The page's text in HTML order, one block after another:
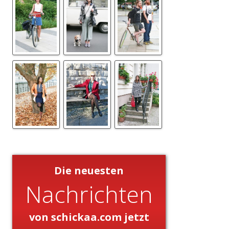
Die neuesten
Nachrichten
von schickaa.com jetzt